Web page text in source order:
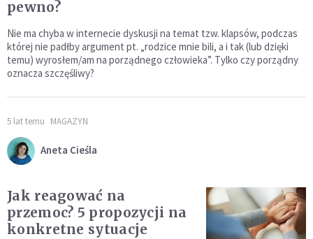
pewno?
Nie ma chyba w internecie dyskusji na temat tzw. klapsów, podczas
której nie padłby argument pt. „rodzice mnie bili, a i tak (lub dzięki
temu) wyrosłem/am na porządnego człowieka”. Tylko czy porządny
oznacza szczęśliwy?
5 lat temu MAGAZYN
Aneta Cieśla
Jak reagować na
przemoc? 5 propozycji na
konkretne sytuacje